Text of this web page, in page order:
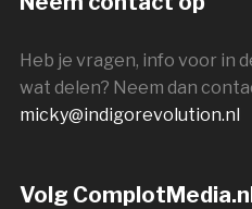
Heb je vragen, info voor in
wat delen? Neem dan
micky@indigorevolution.nl
Volg